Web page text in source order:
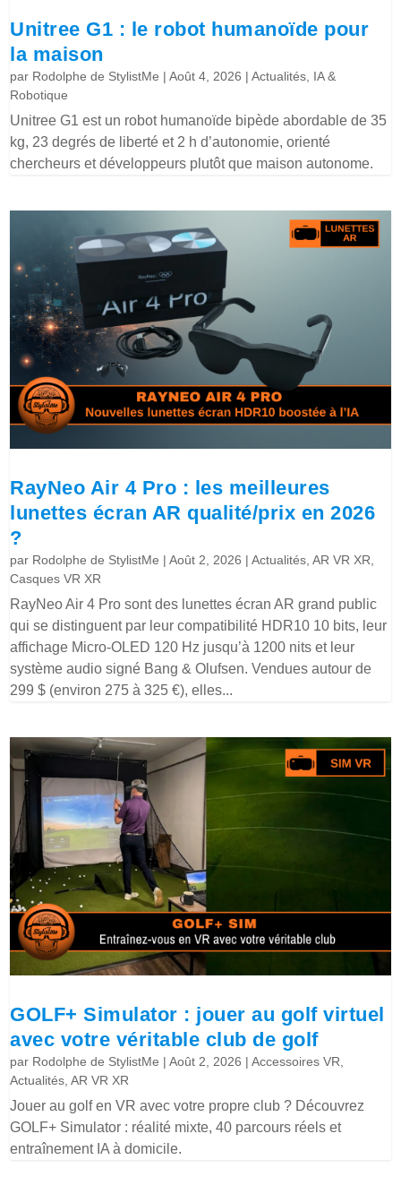
Unitree G1 : le robot humanoïde pour
la maison
par Rodolphe de StylistMe |Août 4, 2026 |Actualités, IA &
Robotique
Unitree G1 est un robot humanoïde bipède abordable de 35
kg, 23 degrés de liberté et 2 h d’autonomie, orienté
chercheurs et développeurs plutôt que maison autonome.
RayNeo Air 4 Pro : les meilleures
lunettes écran AR qualité/prix en 2026
?
par Rodolphe de StylistMe |Août 2, 2026 |Actualités,AR VR XR,
Casques VR XR
RayNeo Air 4 Pro sont des lunettes écran AR grand public
qui se distinguent par leur compatibilité HDR10 10 bits, leur
affichage Micro-OLED 120 Hz jusqu’à 1200 nits et leur
système audio signé Bang & Olufsen. Vendues autour de
299 $ (environ 275 à 325 €), elles...
GOLF+ Simulator : jouer au golf virtuel
avec votre véritable club de golf
par Rodolphe de StylistMe |Août 2, 2026 |Accessoires VR,
Actualités,AR VR XR
Jouer au golf en VR avec votre propre club ? Découvrez
GOLF+ Simulator : réalité mixte, 40 parcours réels et
entraînement IA à domicile.